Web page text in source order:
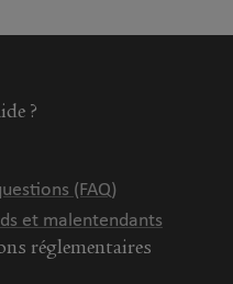
?
(FAQ)
et malentendants
réglementaires